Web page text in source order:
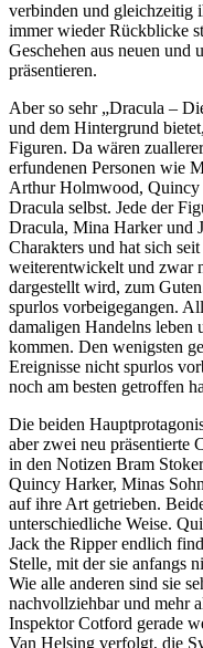
verbinden und gleichzeitig
immer wieder Rückblicke
Geschehen aus neuen
präsentieren.
Aber so sehr „Dracula –
und dem Hintergrund
Figuren. Da wären
erfundenen Personen wie
Arthur Holmwood, Quincy
Dracula selbst. Jede der
Dracula, Mina Harker und
Charakters und hat sich
weiterentwickelt und zwar
dargestellt wird, zum
spurlos vorbeigegangen.
damaligen Handelns leben
kommen. Den wenigsten
Ereignisse nicht spurlos
noch am besten getroffen
Die beiden
aber zwei neu präsentierte
in den Notizen Bram
Quincy Harker, Minas
auf ihre Art getrieben.
unterschiedliche Weise.
Jack the Ripper endlich
Stelle, mit der sie anfangs
Wie alle anderen sind sie
nachvollziehbar und mehr
Inspektor Cotford gerade
Van Helsing verfolgt, die